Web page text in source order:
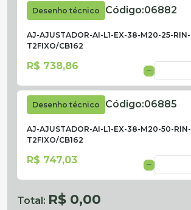
Desenho técnico Código:06882
AJ-AJUSTADOR-AI-L1-EX-38-M20-25-RIN-
T2FIXO/CB162
R$ 738,86
Desenho técnico Código:06885
AJ-AJUSTADOR-AI-L1-EX-38-M20-50-RIN-
T2FIXO/CB162
R$ 747,03
Total: R$ 0,00